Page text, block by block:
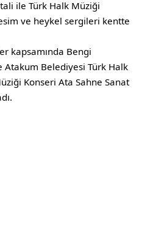
ile Türk Halk Müziği
ve heykel sergileri kentte
kapsamında Bengi
Belediyesi Türk Halk
Konseri Ata Sahne Sanat